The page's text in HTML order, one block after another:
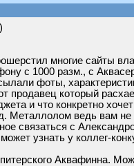
многие сайты
с 1000 разм., с
фоты,
продавец который
и что конкретно
Металлолом ведь вам
связаться с
узнать у коллег-
Аквафинна.